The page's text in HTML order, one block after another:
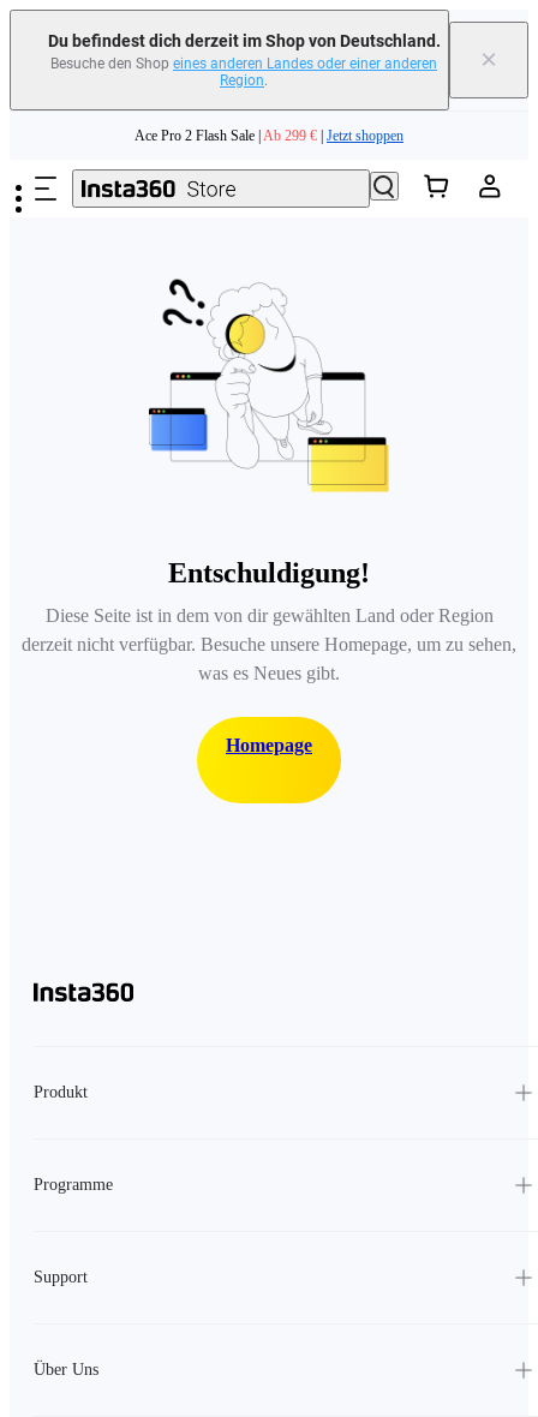
Du befindest dich derzeit im Shop von Deutschland.
Besuche den Shop eines anderen Landes oder einer anderen
Region.
×
Need shopping help? |
Ace Pro 2 Flash Sale | Ab 299 € Jetzt shoppen
Entschuldigung!
Diese Seite ist in dem von dir gewählten Land oder Region
derzeit nicht verfügbar. Besuche unsere Homepage, um zu sehen,
was es Neues gibt.
Homepage
Produkt
Programme
Support
Über Uns